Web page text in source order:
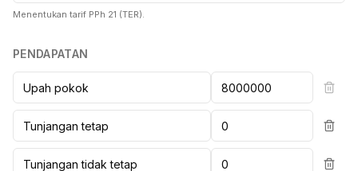
Menentukan tarif PPh 21 (TER).
PENDAPATAN